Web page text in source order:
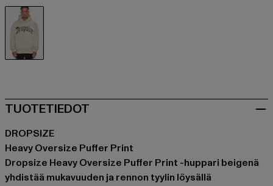
TUOTETIEDOT
DROPSIZE
Heavy Oversize Puffer Print
Dropsize Heavy Oversize Puffer Print -huppari beigenä
yhdistää mukavuuden ja rennon tyylin löysällä